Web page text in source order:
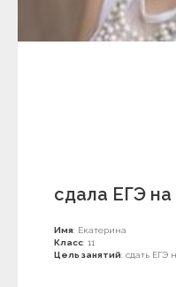
сдала ЕГЭ на
Имя: Екатерина
Класс: 11
Цель занятий: сдать ЕГЭ